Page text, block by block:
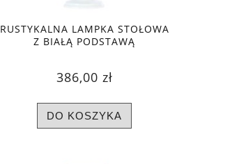
RUSTYKALNA LAMPKA STOŁOWA
Z BIAŁĄ PODSTAWĄ
386,00 zł
DO KOSZYKA